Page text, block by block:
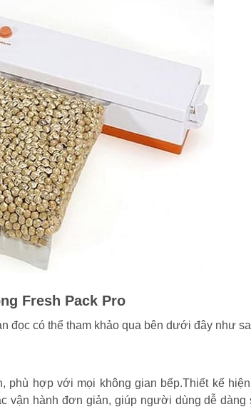
Fresh Pack Pro
đọc có thể tham khảo qua bên dưới đây như
phù hợp với mọi không gian bếp.Thiết kế
vận hành đơn giản, giúp người dùng dễ dàng